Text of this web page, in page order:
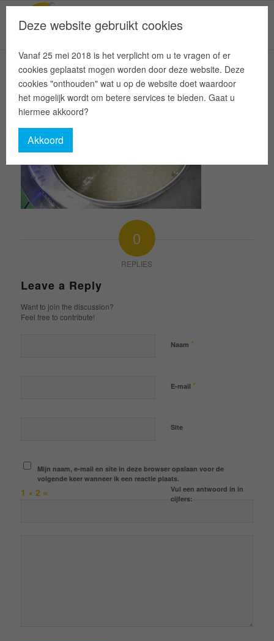
0
REPLIES
Leave a Reply
Want to join the discussion?
Feel free to contribute!
Naam *
E-mail *
Site
Mijn naam, e-mail en site in deze browser opslaan voor de
volgende keer wanneer ik een reactie plaats.
Vul een antwoord in in
cijfers:
1 × 2 =
Deze website gebruikt cookies
Vanaf 25 mei 2018 is het verplicht om u te vragen of er
cookies geplaatst mogen worden door deze website. Deze
cookies "onthouden" wat u op de website doet waardoor
het mogelijk wordt om betere services te bieden. Gaat u
hiermee akkoord?
Akkoord